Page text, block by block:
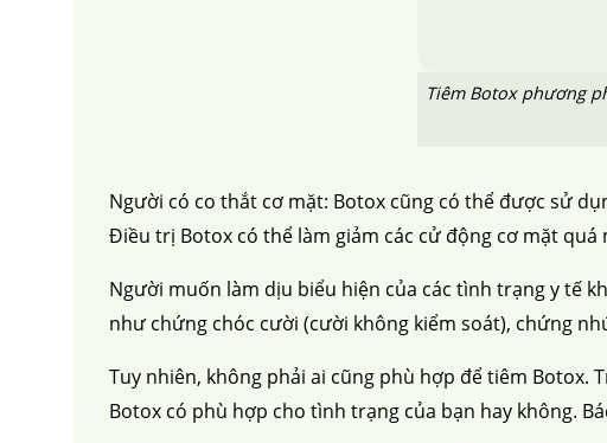
Tiêm Botox phương
Người có co thắt cơ mặt: Botox cũng có thể được sử
Điều trị Botox có thể làm giảm các cử động cơ mặt quá
Người muốn làm dịu biểu hiện của các tình trạng y tế
như chứng chóc cười (cười không kiểm soát), chứng
Tuy nhiên, không phải ai cũng phù hợp để tiêm Botox.
Botox có phù hợp cho tình trạng của bạn hay không.